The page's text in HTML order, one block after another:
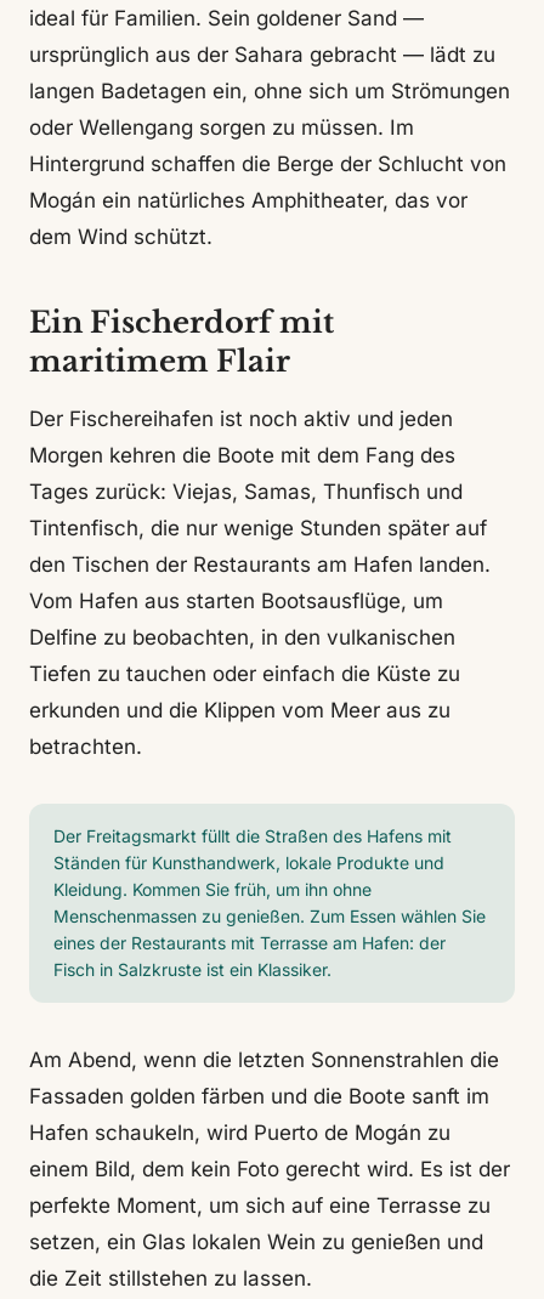
ideal für Familien. Sein goldener Sand —
ursprünglich aus der Sahara gebracht — lädt zu
langen Badetagen ein, ohne sich um Strömungen
oder Wellengang sorgen zu müssen. Im
Hintergrund schaffen die Berge der Schlucht von
Mogán ein natürliches Amphitheater, das vor
dem Wind schützt.
Ein Fischerdorf mit
maritimem Flair
Der Fischereihafen ist noch aktiv und jeden
Morgen kehren die Boote mit dem Fang des
Tages zurück: Viejas, Samas, Thunfisch und
Tintenfisch, die nur wenige Stunden später auf
den Tischen der Restaurants am Hafen landen.
Vom Hafen aus starten Bootsausflüge, um
Delfine zu beobachten, in den vulkanischen
Tiefen zu tauchen oder einfach die Küste zu
erkunden und die Klippen vom Meer aus zu
betrachten.
Der Freitagsmarkt füllt die Straßen des Hafens mit
Ständen für Kunsthandwerk, lokale Produkte und
Kleidung. Kommen Sie früh, um ihn ohne
Menschenmassen zu genießen. Zum Essen wählen Sie
eines der Restaurants mit Terrasse am Hafen: der
Fisch in Salzkruste ist ein Klassiker.
Am Abend, wenn die letzten Sonnenstrahlen die
Fassaden golden färben und die Boote sanft im
Hafen schaukeln, wird Puerto de Mogán zu
einem Bild, dem kein Foto gerecht wird. Es ist der
perfekte Moment, um sich auf eine Terrasse zu
setzen, ein Glas lokalen Wein zu genießen und
die Zeit stillstehen zu lassen.